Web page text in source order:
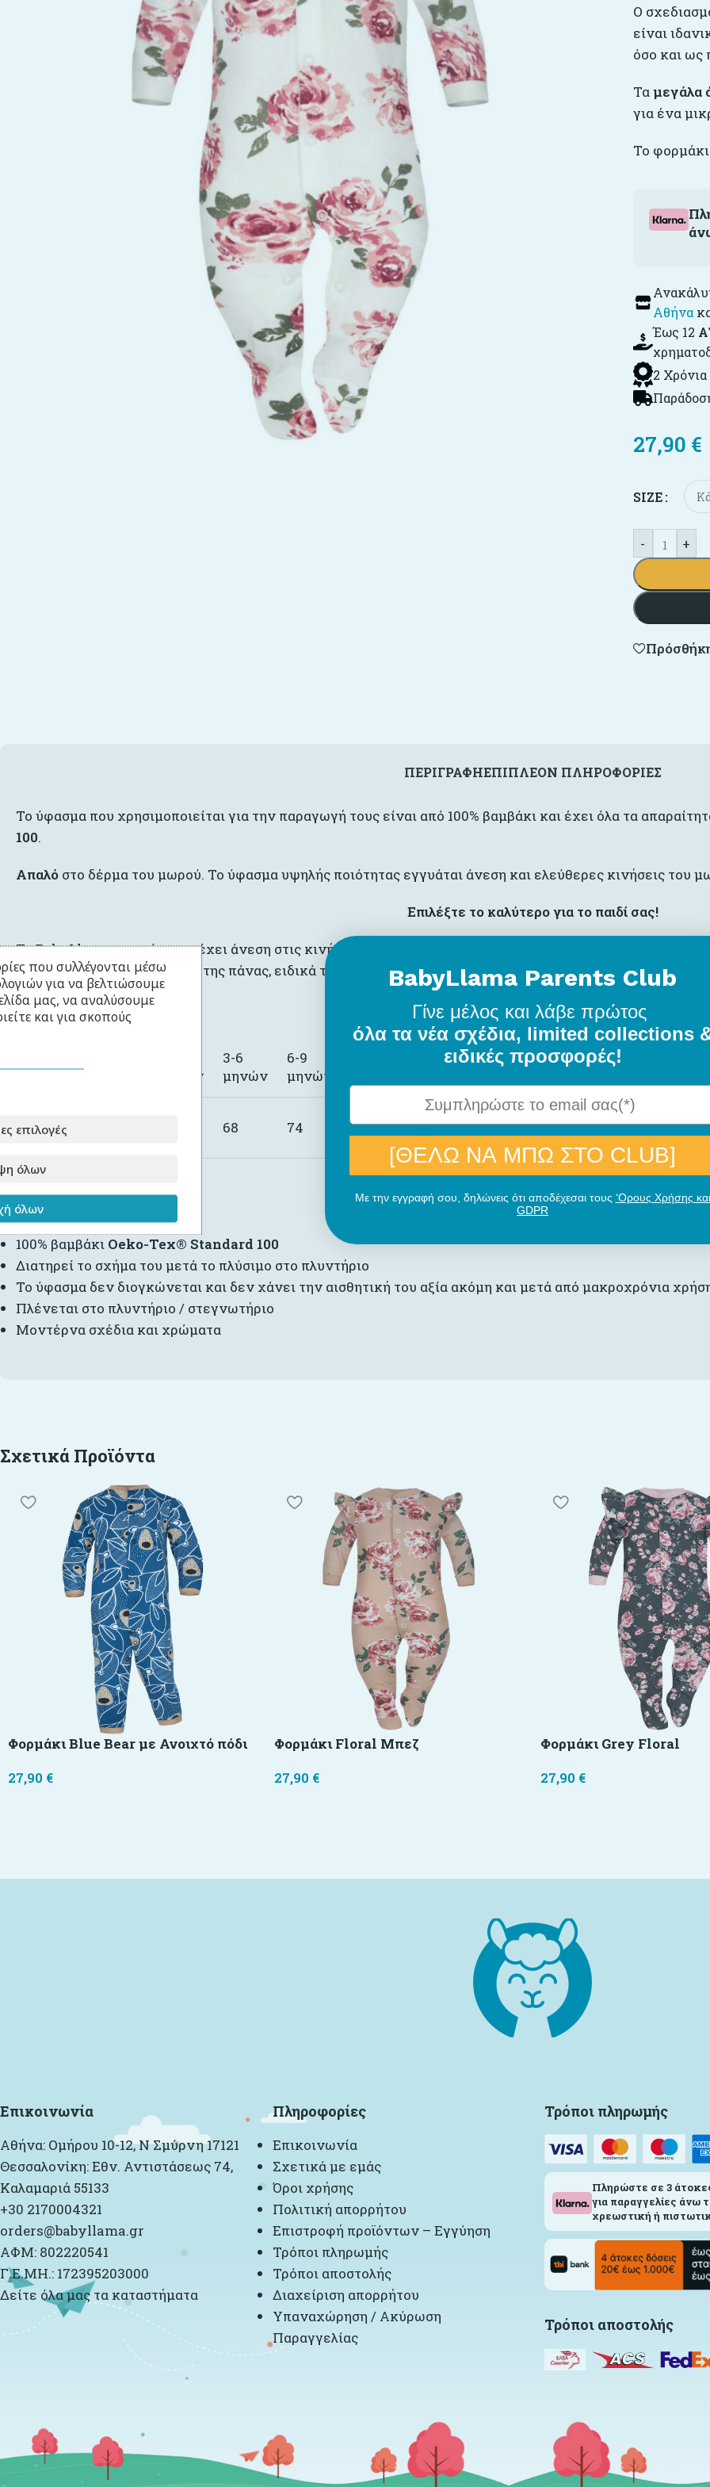
Ο
είναι
όσο και ως
Ταμεγάλα
για ένα
Το
Αθήνα
Έως 12
2
27,90 €
SIZE
- +
ΠΕΡΙΓΡΑΦΉΕΠΙΠΛΈΟΝ ΠΛΗΡΟΦΟΡΊΕΣ
Το ύφασμα που χρησιμοποιείται για την παραγωγή τους είναι από 100% βαμβάκι και έχει όλα τα
100.
Απαλό στο δέρμα του μωρού. Το ύφασμα υψηλής ποιότητας εγγυάται άνεση και ελεύθερες κινήσεις του
Επιλέξτε το καλύτερο για το παιδί σας!
Το BabyLlama φορμάκι παρέχει άνεση στις κινήσεις. Επίσης φοριέται εύκολα και ξεκουμπώνει όταν
διευκολύνοντας την αλλαγή της πάνας, ειδικά τη νύχτα.
Διαθέσιμα Μεγέθη
Ηλικία
μηνών
3-6
μηνών
6-9
μηνών
12-18
μήκος
68 74 80 86
Πλεονεκτήματα
100% βαμβάκι Oeko-Tex® Standard 100
Διατηρεί το σχήμα του μετά το πλύσιμο στο πλυντήριο
Το ύφασμα δεν διογκώνεται και δεν χάνει την αισθητική του αξία ακόμη και μετά από μακροχρόνια
Πλένεται στο πλυντήριο / στεγνωτήριο
Μοντέρνα σχέδια και χρώματα
Σχετικά Προϊόντα
Φορμάκι Blue Bear με Ανοιχτό πόδι
27,90 €
Φορμάκι Floral Μπεζ
27,90 €
Φορμάκι Grey Floral
27,90 €
Επικοινωνία
Αθήνα: Ομήρου 10-12, Ν Σμύρνη 17121
Θεσσαλονίκη: Εθν. Αντιστάσεως 74,
Καλαμαριά 55133
+30 2170004321
orders@babyllama.gr
ΑΦΜ: 802220541
Γ.Ε.ΜΗ.: 172395203000
Δείτε όλα μας τα καταστήματα
Πληροφορίες
Επικοινωνία
Σχετικά με εμάς
Όροι χρήσης
Πολιτική απορρήτου
Επιστροφή προϊόντων – Εγγύηση
Τρόποι πληρωμής
Τρόποι αποστολής
Διαχείριση απορρήτου
Υπαναχώρηση / Ακύρωση
Παραγγελίας
Τρόποι πληρωμής
Πληρώστε σε 3
για παραγγελίες άνω
χρεωστική ή
Τρόποι αποστολής
που συλλέγονται μέσω
για να βελτιώσουμε
μας, να αναλύσουμε
και για σκοπούς
επιλογές
όλων
όλων
BabyLlama Parents Club
Γίνε μέλος και λάβε πρώτος
όλα τα νέα σχέδια, limited collections
ειδικές προσφορές!
[ΘΕΛΩ ΝΑ ΜΠΩ ΣΤΟ CLUB]
Με την εγγραφή σου, δηλώνεις ότι αποδέχεσαι τους ‘Ορους Χρήσης και
GDPR